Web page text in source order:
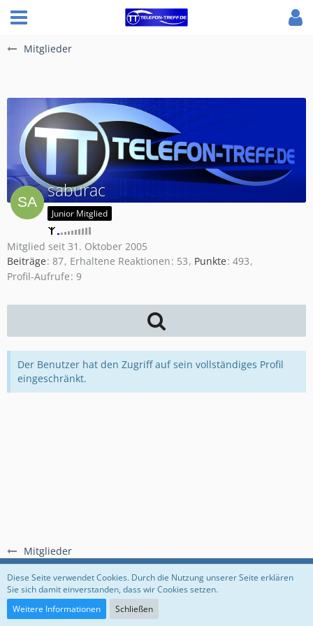
Mitglieder
Mitglieder
saburac
Junior Mitglied
Mitglied seit 31. Oktober 2005
Beiträge 87 Erhaltene Reaktionen 53 Punkte 493
Profil-Aufrufe 9
Der Benutzer hat den Zugriff auf sein vollständiges Profil
eingeschränkt.
Regeln Datenschutzerklärung Impressum
Community-Software:
Diese Seite verwendet Cookies. Durch die Nutzung unserer Seite erklären
Sie sich damit einverstanden, dass wir Cookies setzen.
Weitere Informationen
Schließen